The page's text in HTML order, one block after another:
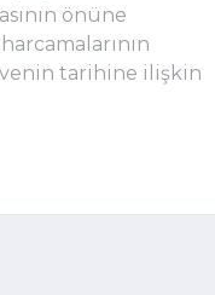
önüne
tarihine ilişkin